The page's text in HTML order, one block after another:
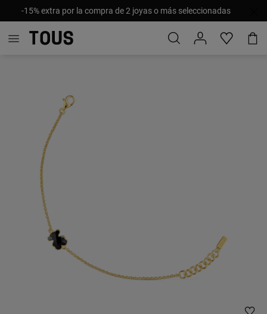
-15% extra por la compra de 2 joyas o más seleccionadas